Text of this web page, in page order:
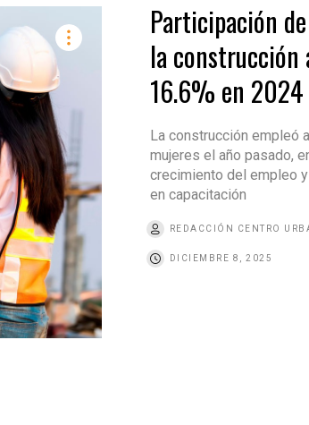
Participación
la construcción
16.6% en 2024
La construcción empleó
mujeres el año pasado,
crecimiento del empleo
en capacitación
REDACCIÓN CENTRO
DICIEMBRE 8, 2025